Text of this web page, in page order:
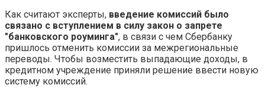
Как считают эксперты, введение комиссий было
связано с вступлением в силу закон о запрете
"банковского роуминга", в связи с чем Сбербанку
пришлось отменить комиссии за межрегиональные
переводы. Чтобы возместить выпадающие доходы, в
кредитном учреждение приняли решение ввести новую
систему комиссий.